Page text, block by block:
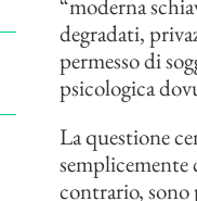
degradati,
permesso di
psicologica
La questione
contrario,